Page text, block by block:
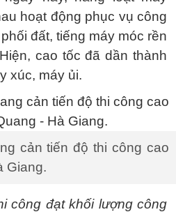
hoạt động phục vụ công
đất, tiếng máy móc rền
cao tốc đã dần thành
xúc, máy ủi.
cản tiến độ thi công cao
Giang.
công đạt khối lượng công